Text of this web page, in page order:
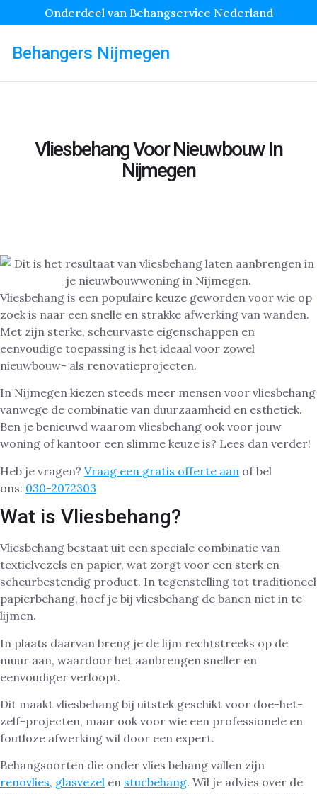
Onderdeel van Behangservice Nederland
Behangers Nijmegen
Vliesbehang Voor Nieuwbouw In
Nijmegen
Vliesbehang is een populaire keuze geworden voor wie op
zoek is naar een snelle en strakke afwerking van wanden.
Met zijn sterke, scheurvaste eigenschappen en
eenvoudige toepassing is het ideaal voor zowel
nieuwbouw- als renovatieprojecten.
In Nijmegen kiezen steeds meer mensen voor vliesbehang
vanwege de combinatie van duurzaamheid en esthetiek.
Ben je benieuwd waarom vliesbehang ook voor jouw
woning of kantoor een slimme keuze is? Lees dan verder!
Heb je vragen? Vraag een gratis offerte aan of bel
ons: 030-2072303
Wat is Vliesbehang?
Vliesbehang bestaat uit een speciale combinatie van
textielvezels en papier, wat zorgt voor een sterk en
scheurbestendig product. In tegenstelling tot traditioneel
papierbehang, hoef je bij vliesbehang de banen niet in te
lijmen.
In plaats daarvan breng je de lijm rechtstreeks op de
muur aan, waardoor het aanbrengen sneller en
eenvoudiger verloopt.
Dit maakt vliesbehang bij uitstek geschikt voor doe-het-
zelf-projecten, maar ook voor wie een professionele en
foutloze afwerking wil door een expert.
Behangsoorten die onder vlies behang vallen zijn
renovlies, glasvezel en stucbehang. Wil je advies over de